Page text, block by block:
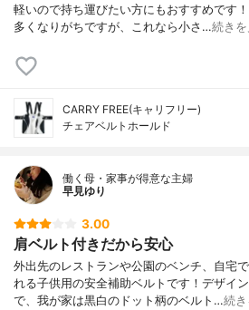
軽いので持ち運びたい方にもおすすめです
多くなりがちですが、これなら小さ…続き
CARRY FREE(キャリフリー)
チェアベルトホールド
働く母・家事が得意な主婦
早見ゆり
3.00
肩ベルト付きだから安心
外出先のレストランや公園のベンチ、自宅
れる子供用の安全補助ベルトです！デザイ
で、我が家は黒白のドット柄のベルト…続